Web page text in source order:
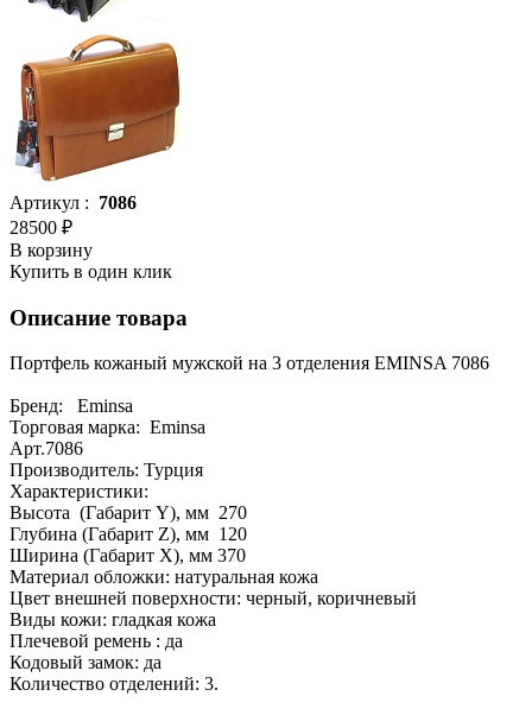
Артикул : 7086
28500 ₽
В корзину
Купить в один клик
Описание товара
Портфель кожаный мужской на 3 отделения EMINSA 7086
Бренд: Eminsa
Торговая марка: Eminsa
Арт.7086
Производитель: Турция
Характеристики:
Высота (Габарит Y), мм 270
Глубина (Габарит Z), мм 120
Ширина (Габарит X), мм 370
Материал обложки: натуральная кожа
Цвет внешней поверхности: черный, коричневый
Виды кожи: гладкая кожа
Плечевой ремень : да
Кодовый замок: да
Количество отделений: 3.